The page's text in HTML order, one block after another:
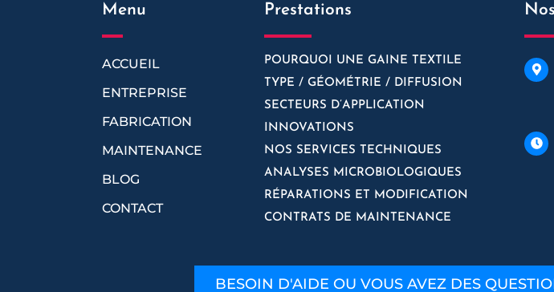
Menu
ACCUEIL
ENTREPRISE
FABRICATION
MAINTENANCE
BLOG
CONTACT
Prestations
POURQUOI UNE GAINE TEXTILE
TYPE / GÉOMÉTRIE / DIFFUSION
SECTEURS D’APPLICATION
INNOVATIONS
NOS SERVICES TECHNIQUES
ANALYSES MICROBIOLOGIQUES
RÉPARATIONS ET MODIFICATION
CONTRATS DE MAINTENANCE
BESOIN D'AIDE OU VOUS AVEZ DES